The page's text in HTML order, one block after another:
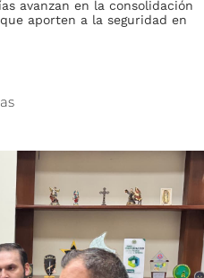
avanzan en la consolidación
aporten a la seguridad en